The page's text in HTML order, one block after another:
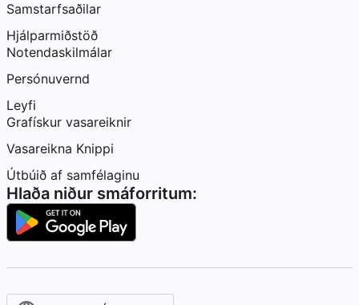
Samstarfsaðilar
Hjálparmiðstöð
Notendaskilmálar
Persónuvernd
Leyfi
Grafískur vasareiknir
Vasareikna Knippi
Útbúið af samfélaginu
Hlaða niður smáforritum: